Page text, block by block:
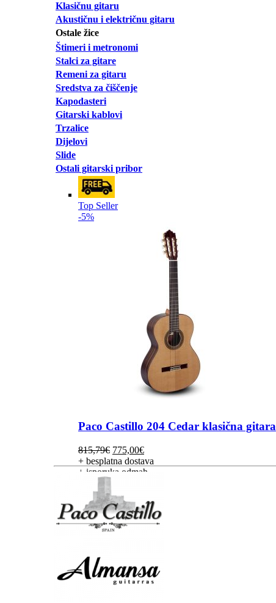
Klasičnu gitaru
Akustičnu i električnu gitaru
Ostale žice
Štimeri i metronomi
Stalci za gitare
Remeni za gitaru
Sredstva za čiščenje
Kapodasteri
Gitarski kablovi
Trzalice
Dijelovi
Slide
Ostali gitarski pribor
Top Seller
-5%
Paco Castillo 204 Cedar klasična gitara
815,79€ Izvorna
cijena
bila
815,79€.
775,00€Trenutna
cijena
je:
+ besplatna dostava
+ isporuka odmah